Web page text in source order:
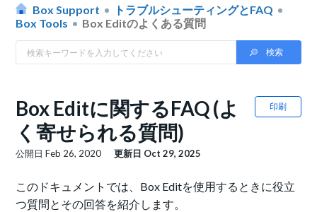
Box Support
トラブルシューティングとFAQ
Box Tools
Box Editのよくある質問
印刷
Box Editに関するFAQ (よ
く寄せられる質問)
公開日Feb 26, 2020 更新日 Oct 29, 2025
このドキュメントでは、Box Editを使用するときに役立
つ質問とその回答を紹介します。